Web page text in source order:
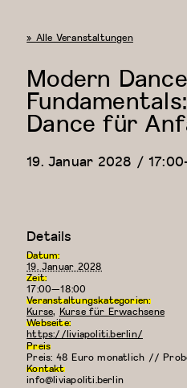
« Alle Veranstaltungen
Modern Dance
Dance für
19. Januar 2028 / 17:00
Details
Datum:
19. Januar 2028
Zeit:
17:00—18:00
Veranstaltungskategorien:
Kurse, Kurse für Erwachsene
Webseite:
https://liviapoliti.berlin/
Preis
Preis: 48 Euro monatlich //
Kontakt
info@liviapoliti.berlin